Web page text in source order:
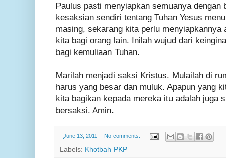
Paulus pasti menyiapkan semuanya
kesaksian sendiri tentang Tuhan Yesus
masing, sekarang kita perlu menyiapkannya
kita bagi orang lain. Inilah wujud dari
bagi kemuliaan Tuhan.
Marilah menjadi saksi Kristus. Mulailah di
harus yang besar dan muluk. Apapun yang
kita bagikan kepada mereka itu adalah juga
bersaksi. Amin.
- June 13, 2011 No comments:
Labels: Khotbah PKP